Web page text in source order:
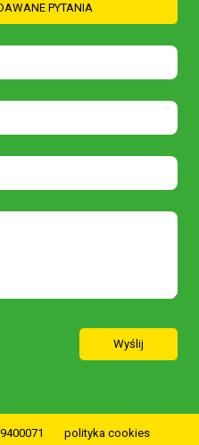
PYTANIA
Wyślij
polityka cookies